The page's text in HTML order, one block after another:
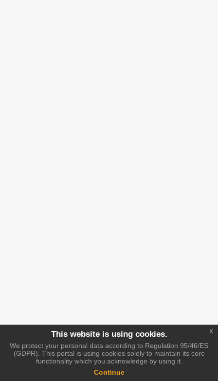
This website is using cookies.
We protect your personal data according to Regulation 95/46/ES
(GDPR). This portal is using cookies solely to maintain its core
functionality which you acknowledge by using it.
Continue
x